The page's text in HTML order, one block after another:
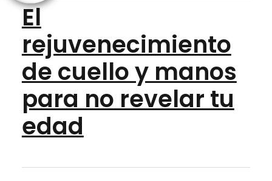
El
rejuvenecimiento
de cuello y manos
para no revelar tu
edad